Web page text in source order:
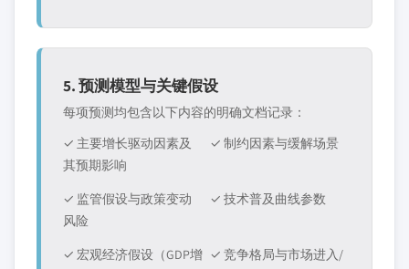
5. 预测模型与关键假设
每项预测均包含以下内容的明确文档记录：
✓ 主要增长驱动因素及
其预期影响
✓ 制约因素与缓解场景
✓ 监管假设与政策变动
风险
✓ 技术普及曲线参数
✓ 宏观经济假设（GDP增 ✓ 竞争格局与市场进入/